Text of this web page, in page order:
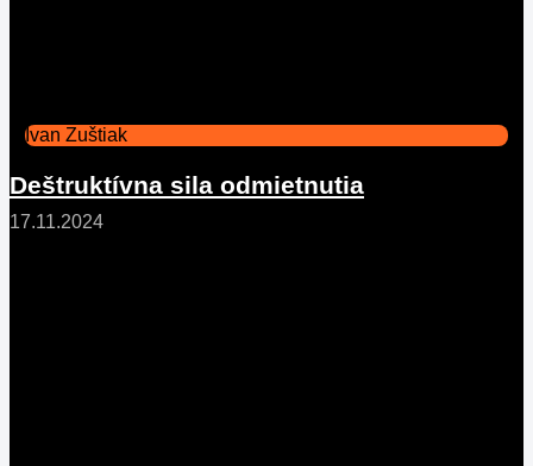
Ivan Zuštiak
Deštruktívna sila odmietnutia
17.11.2024